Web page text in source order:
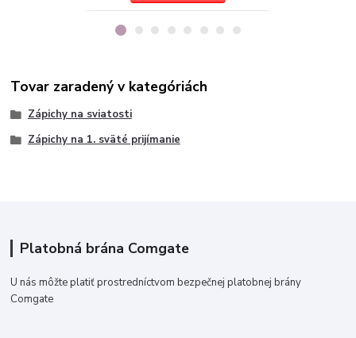
Tovar zaradený v kategóriách
Zápichy na sviatosti
Zápichy na 1. sväté prijímanie
Platobná brána Comgate
U nás môžte platiť prostredníctvom bezpečnej platobnej brány
Comgate